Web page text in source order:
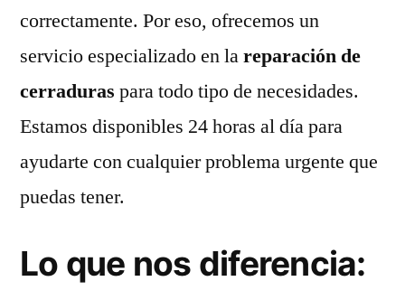
correctamente. Por eso, ofrecemos un
servicio especializado en lareparación de
cerraduras para todo tipo de necesidades.
Estamos disponibles 24 horas al día para
ayudarte con cualquier problema urgente que
puedas tener.
Lo que nos diferencia: